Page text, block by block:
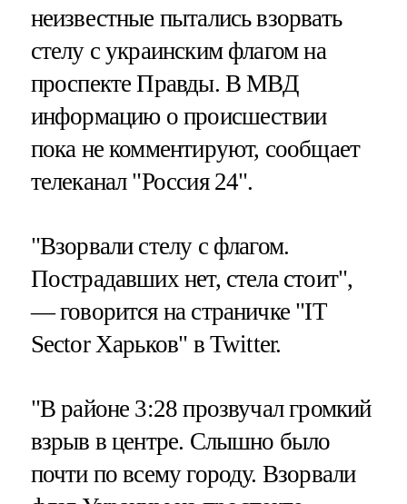
неизвестные пытались взорвать
стелу с украинским флагом на
проспекте Правды. В МВД
информацию о происшествии
пока не комментируют, сообщает
телеканал "Россия 24".
"Взорвали стелу с флагом.
Пострадавших нет, стела стоит",
— говорится на страничке "IT
Sector Харьков" в Twitter.
"В районе 3:28 прозвучал громкий
взрыв в центре. Слышно было
почти по всему городу. Взорвали